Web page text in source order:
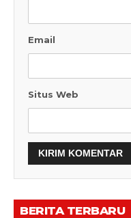
Email
Situs Web
BERITA TERBARU